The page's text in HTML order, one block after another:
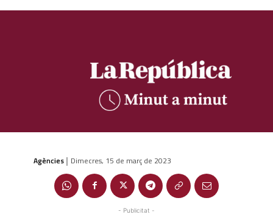
Agències | Dimecres, 15 de març de 2023
- Publicitat -